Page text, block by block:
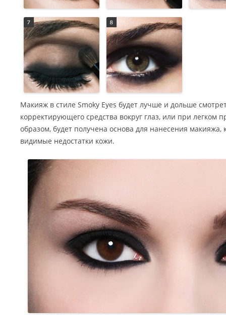
Макияж в стиле Smoky Eyes будет лучше и дольше
корректирующего средства вокруг глаз, или при легком
образом, будет получена основа для нанесения макияжа,
видимые недостатки кожи.